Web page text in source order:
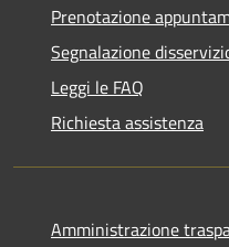
Prenotazione
Segnalazione
Leggi le FAQ
Richiesta assistenza
Amministrazione